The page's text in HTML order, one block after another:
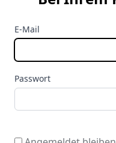
E-Mail
Passwort